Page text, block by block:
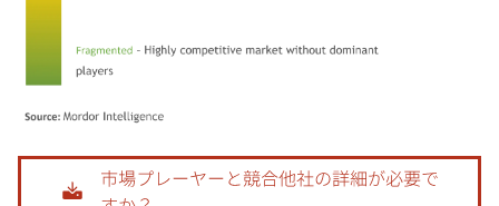
画像 © Mordor Intelligence。再利用にはCC BY 4.0の表示が必要です。